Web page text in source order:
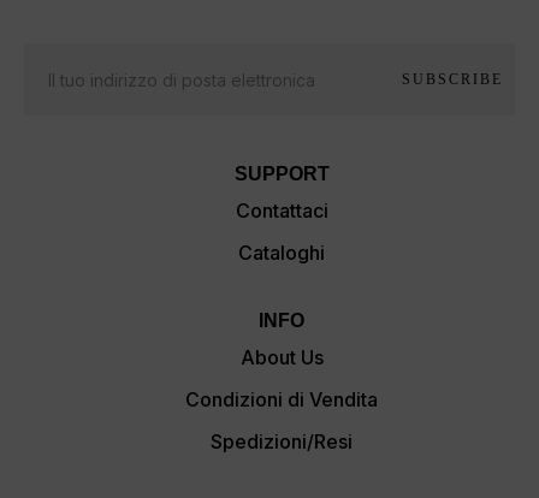
SUBSCRIBE
SUPPORT
Contattaci
Cataloghi
INFO
About Us
Condizioni di Vendita
Spedizioni/Resi